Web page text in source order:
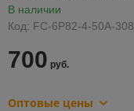
В наличии
Код: FC-6P82-4-50A-308
700 руб.
Оптовые цены